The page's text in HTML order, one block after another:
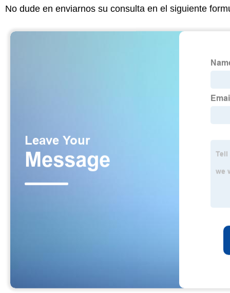
No dude en enviarnos su consulta en el siguiente